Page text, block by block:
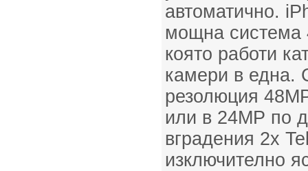
автоматично.
мощна система
която работи
камери в една.
резолюция
или в 24MP по
вградения 2x
изключително